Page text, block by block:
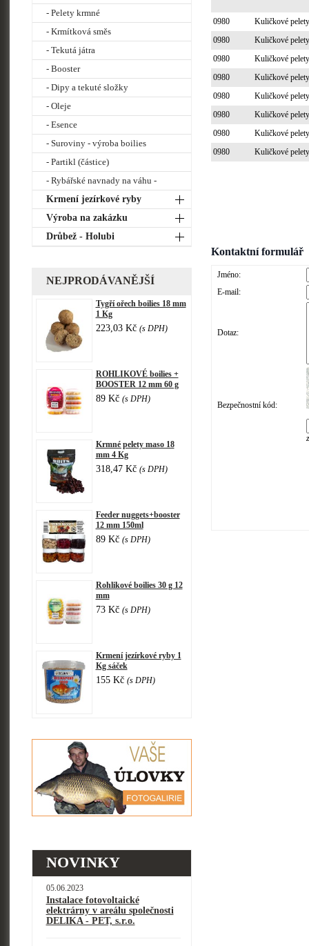
- Pelety krmné
- Krmítková směs
- Tekutá játra
- Booster
- Dipy a tekuté složky
- Oleje
- Esence
- Suroviny - výroba boilies
- Partikl (částice)
- Rybářské navnady na váhu -
Krmení jezírkové ryby
Výroba na zakázku
Drůbež - Holubi
NEJPRODÁVANĚJŠÍ
Tygří ořech boilies 18 mm
1 Kg
223,03 Kč (s DPH)
ROHLIKOVÉ boilies +
BOOSTER 12 mm 60 g
89 Kč (s DPH)
Krmné pelety maso 18
mm 4 Kg
318,47 Kč (s DPH)
Feeder nuggets+booster
12 mm 150ml
89 Kč (s DPH)
Rohlikové boilies 30 g 12
mm
73 Kč (s DPH)
Krmení jezírkové ryby 1
Kg sáček
155 Kč (s DPH)
NOVINKY
05.06.2023
Instalace fotovoltaické
elektrárny v areálu společnosti
DELIKA - PET, s.r.o.
0980
Kuličkové
0980
Kuličkové
0980
Kuličkové
0980
Kuličkové
0980
Kuličkové
0980
Kuličkové
0980
Kuličkové
0980
Kuličkové
Kontaktní formulář
Jméno:
E-mail:
Dotaz:
Bezpečnostní kód: